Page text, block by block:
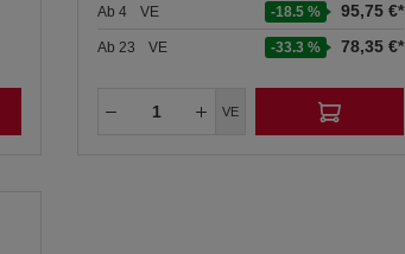
Ab 4 VE -18.5 % 95,75 €*
Ab 23 VE -33.3 % 78,35 €*
VE